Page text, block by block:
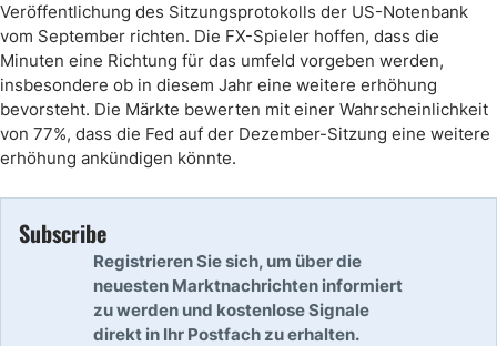
Veröffentlichung des Sitzungsprotokolls der US-Notenbank
vom September richten. Die FX-Spieler hoffen, dass die
Minuten eine Richtung für das umfeld vorgeben werden,
insbesondere ob in diesem Jahr eine weitere erhöhung
bevorsteht. Die Märkte bewerten mit einer Wahrscheinlichkeit
von 77%, dass die Fed auf der Dezember-Sitzung eine weitere
erhöhung ankündigen könnte.
Subscribe
Registrieren Sie sich, um über die
neuesten Marktnachrichten informiert
zu werden und kostenlose Signale
direkt in Ihr Postfach zu erhalten.